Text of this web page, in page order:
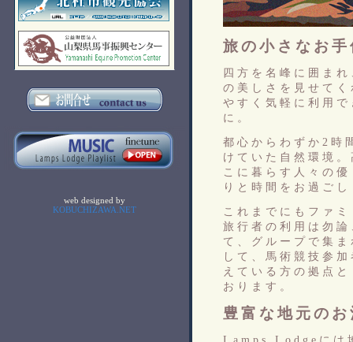
web designed by
KOBUCHIZAWA.NET
旅の小さなお
四方を名峰に囲ま
の美しさを見せて
やすく気軽に利用
に。
都心からわずか2時
けていた自然環境
こに暮らす人々の
りと時間をお過ご
これまでにもファ
旅行者の利用は勿
て、グループで集
して、馬術競技参
えている方の拠点
おります。
豊富な地元の